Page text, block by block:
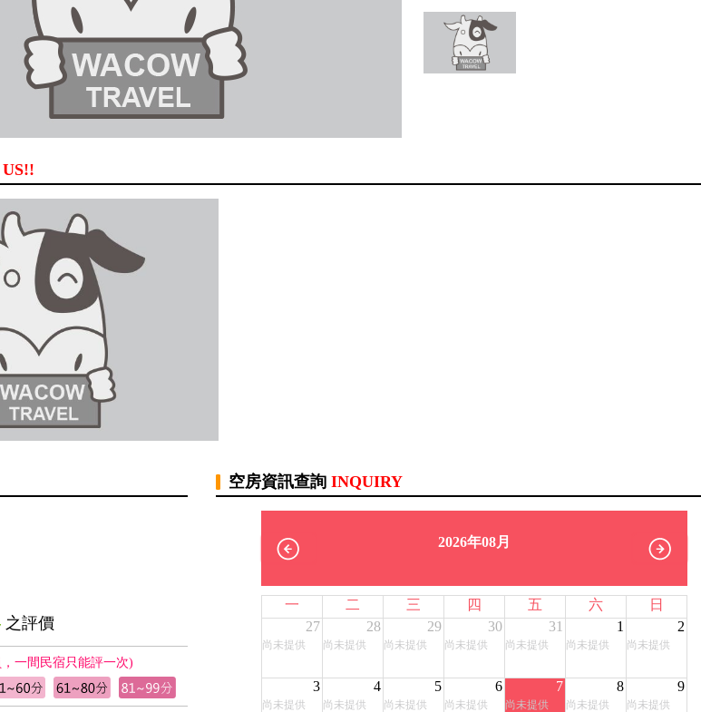
之評價
一間民宿只能評一次)
空房資訊查詢 INQUIRY
2026年08月
一 二 三 四 五 六
日
27
尚未提供
28
尚未提供
29
尚未提供
30
尚未提供
31
尚未提供
1
尚未提供
2
尚未提供
3
尚未提供
4
尚未提供
5
尚未提供
6
尚未提供
7
尚未提供
8
尚未提供
9
尚未提供